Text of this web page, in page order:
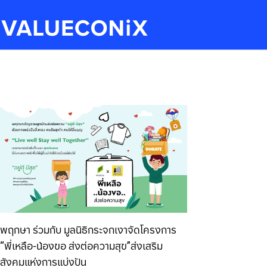
พฤกษา ร่วมกับ มูลนิธิกระจกเงาจัดโครงการ
“พี่เหลือ-น้องขอ ส่งต่อความสุข”ส่งเสริม
สังคมแห่งการแบ่งปัน